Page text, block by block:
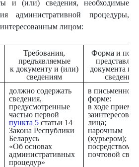
и (или) сведения, необходимые
административной процедуры,
лицом:
Требования,
предъявляемые
к документу и (или)
сведениям
Форма и
документа и
сведений
должно содержать
сведения,
предусмотренные
частью первой
пункта 5 статьи 14
Закона Республики
Беларусь
«Об основах
административных
процедур»
в письменной
форме:
в ходе приема
лица;
нарочным
(курьером);
посредством
почтовой